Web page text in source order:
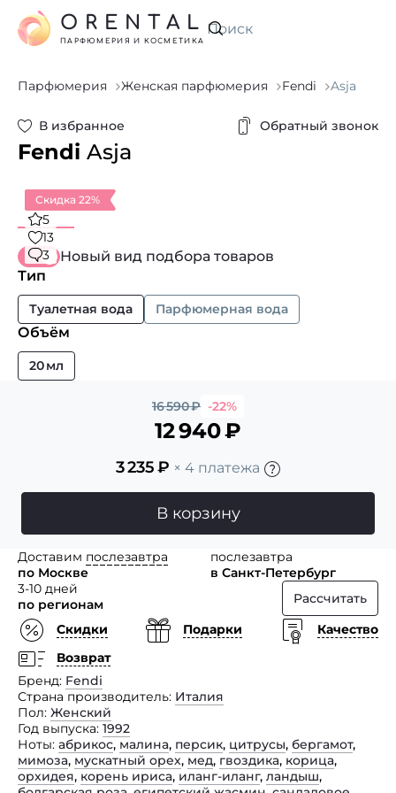
Искать
ORENTAL
ПАРФЮМЕРИЯ И КОСМЕТИКА
Парфюмерия Женская парфюмерия Fendi Asja
В избранное Обратный звонок
Fendi Asja
Скидка 22%
5
13
3
Новый вид подбора товаров
Тип
Туалетная вода Парфюмерная вода
Объём
20 мл
16 590₽ -22%
12 940₽
3 235₽ × 4 платежа
В корзину
Доставим послезавтра
по Москве
послезавтра
в Санкт-Петербург
3-10 дней
по регионам
Рассчитать
Скидки
Подарки
Качество
Возврат
Бренд Fendi
Страна производитель Италия
Пол Женский
Год выпуска 1992
Ноты абрикос, малина, персик, цитрусы, бергамот,
мимоза, мускатный орех, мед, гвоздика, корица,
орхидея, корень ириса, иланг-иланг, ландыш,